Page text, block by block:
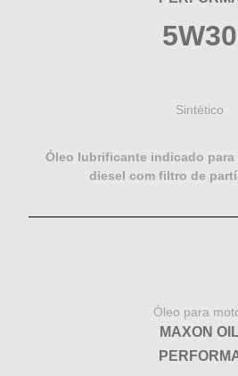
5W30
Sintético
Óleo lubrificante indicado para
diesel com filtro de
Óleo para
MAXON